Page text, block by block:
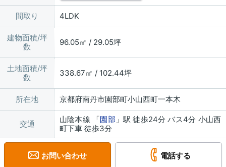
間取り 4LDK
建物面積/坪
数
96.05㎡ / 29.05坪
土地面積/坪
数
338.67㎡ / 102.44坪
所在地 京都府南丹市園部町小山西町一本木
交通 山陰本線 「園部 」駅 徒歩24分 バス4分 小山西
町下車 徒歩3分
お問い合わせ 電話する